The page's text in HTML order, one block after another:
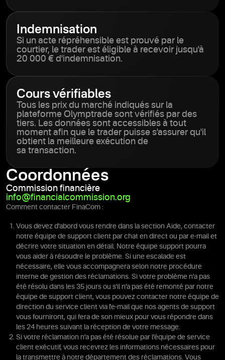
Indemnisation
Si un acte répréhensible est prouvé par le
courtier, le trader est éligible à recevoir jusqu'à
20 000 € d'indemnisation.
Cours vérifiables
Tous les prix du marché indiqués sur la
plateforme Olymptrade sont vérifiés par des
tiers. Les données sont accessibles à tout
moment afin que le trader puisse s'assurer qu'il
obtient la meilleure exécution de
sa transaction.
Coordonnées
Commission financière
info@financialcommission.org
Comment contacter FinaCom :
Vous devez d'abord vous rendre dans la section Aide, contacter
notre équipe de support client par chat en direct ou par e-mail et
décrire votre situation en détail. Notre équipe support pourra
vous aider à résoudre le problème. Si une escalade est
nécessaire, elle vous accompagnera selon notre procédure
interne de gestion des réclamations. Si votre problème n'a pas
été résolu dans les 35 jours ou s'il n'a pas été remonté par notre
équipe de support client, vous pouvez contacter notre équipe de
direction du service client via l'e-mail que nos agents de support
vous fourniront, qui fera de son mieux pour vous répondre dans
les 24 heures suivant la réception de votre message.
Si votre réclamation n’a pas été résolue par l’équipe de service
client exécutif, vous recevrez les informations nécessaires pour
la transmettre à notre département des réclamations. Vous